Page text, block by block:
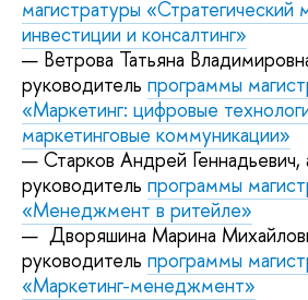
магистратуры
инвестиции и консалтинг»
— Ветрова Татьяна
руководитель программы
«Маркетинг: цифровые
маркетинговые коммуникации»
— Старков Андрей Геннадьевич,
руководитель программы
«Менеджмент в ритейле»
— Дворяшина Марина
руководитель программы
«Маркетинг-менеджмент»